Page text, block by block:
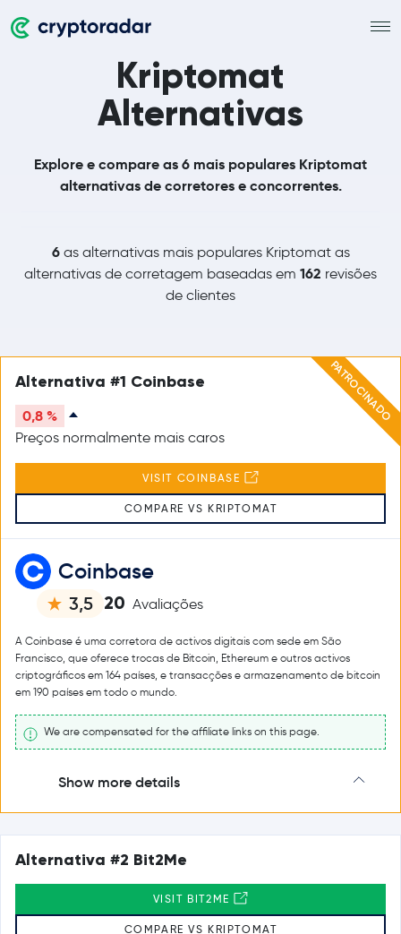
Kriptomat
Alternativas
Explore e compare as 6 mais populares Kriptomat
alternativas de corretores e concorrentes.
6as alternativas mais populares Kriptomat as
alternativas de corretagem baseadas em 162 revisões
de clientes
PATROCINADO
Coinbase
3,5 20 Avaliações
A Coinbase é uma corretora de activos digitais com sede em São
Francisco, que oferece trocas de Bitcoin, Ethereum e outros activos
criptográficos em 164 países, e transacções e armazenamento de bitcoin
em 190 países em todo o mundo.
We are compensated for the affiliate links on this page.
Show more details
Alternativa #1 Coinbase
0,8 %
Preços normalmente mais caros
VISIT COINBASE
COMPARE VS KRIPTOMAT
Alternativa #2 Bit2Me
VISIT BIT2ME
COMPARE VS KRIPTOMAT